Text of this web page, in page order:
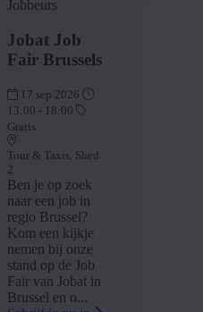
Jobbeurs
Jobat Job
Fair Brussels
17 sep 2026
13:00 - 18:00
Gratis
Tour & Taxis, Shed
2
Ben je op zoek
naar een job in
regio Brussel?
Kom een kijkje
nemen bij onze
stand op de Job
Fair van Jobat in
Brussel en o...